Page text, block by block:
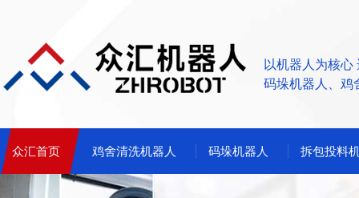
以机器人为核心
码垛机器人、鸡
众汇首页 鸡舍清洗机器人 码垛机器人 拆包投料